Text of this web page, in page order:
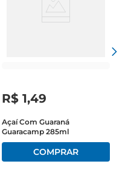
R$ 1,49
Açaí Com Guaraná
Guaracamp 285ml